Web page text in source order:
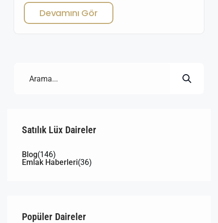
Gayrimenkul. Modern living, high rental income, and
growing value await savvy investors. Izmir Buca
Residential Investment Opportunities – The Rising Star
Devamını Gör
Satılık Lüx Daireler
Blog(146)
Emlak Haberleri(36)
Popüler Daireler